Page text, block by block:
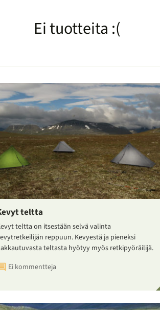
Ei tuotteita :(
teltta
teltta on itsestään selvä valinta
reppuun. Kevyestä ja pieneksi
teltasta hyötyy myös retkipyöräilijä.
Ei kommentteja